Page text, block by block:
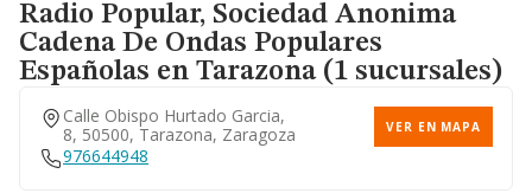
Radio Popular, Sociedad Anonima
Cadena De Ondas Populares
Españolas en Tarazona (1 sucursales)
Calle Obispo Hurtado Garcia,
8, 50500, Tarazona, Zaragoza
VER EN MAPA
976644948